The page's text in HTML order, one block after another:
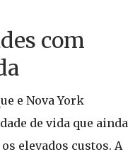
com
e Nova York
de vida que ainda
elevados custos. A